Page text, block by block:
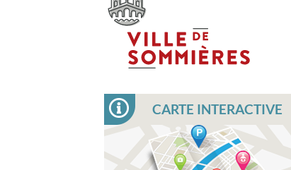
CARTE INTERACTIVE